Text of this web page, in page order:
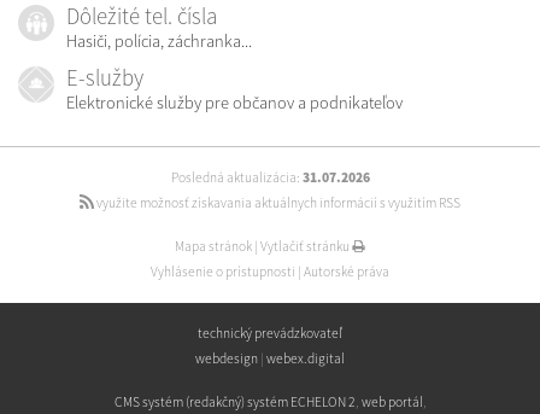
Dôležité tel. čísla
Hasiči, polícia, záchranka...
E-služby
Elektronické služby pre občanov a podnikateľov
Posledná aktualizácia: 31.07.2026
využite možnosť získavania aktuálnych informácií s využitím RSS
Mapa stránok | Vytlačiť stránku
Vyhlásenie o prístupnosti | Autorské práva
technický prevádzkovateľ
webdesign | webex.digital
CMS systém (redakčný) systém ECHELON 2 web portál